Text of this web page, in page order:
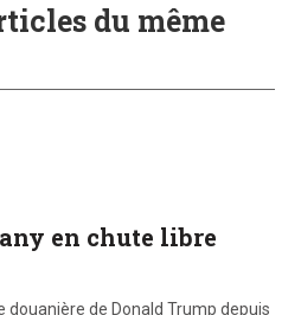
du même
en chute libre
douanière de Donald Trump depuis